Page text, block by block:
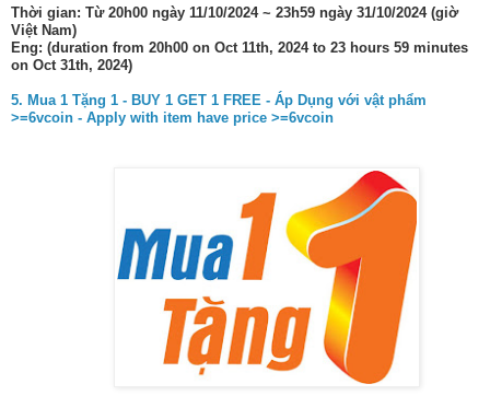
Thời gian: Từ 20h00 ngày 11/10/2024 ~ 23h59 ngày 31/10/2024 (giờ
Việt Nam)
Eng: (duration from 20h00 on Oct 11th, 2024 to 23 hours 59 minutes
on Oct 31th, 2024)
5. Mua 1 Tặng 1 - BUY 1 GET 1 FREE - Áp Dụng với vật phẩm
>=6vcoin - Apply with item have price >=6vcoin